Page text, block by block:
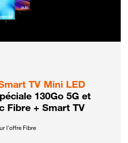
TV Mini LED
130Go 5G et
Fibre + Smart TV
l'offre Fibre